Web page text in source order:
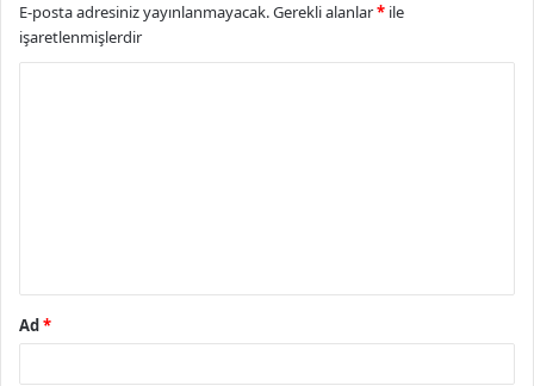
E-posta adresiniz yayınlanmayacak.Gerekli alanlar* ile
işaretlenmişlerdir
Ad*